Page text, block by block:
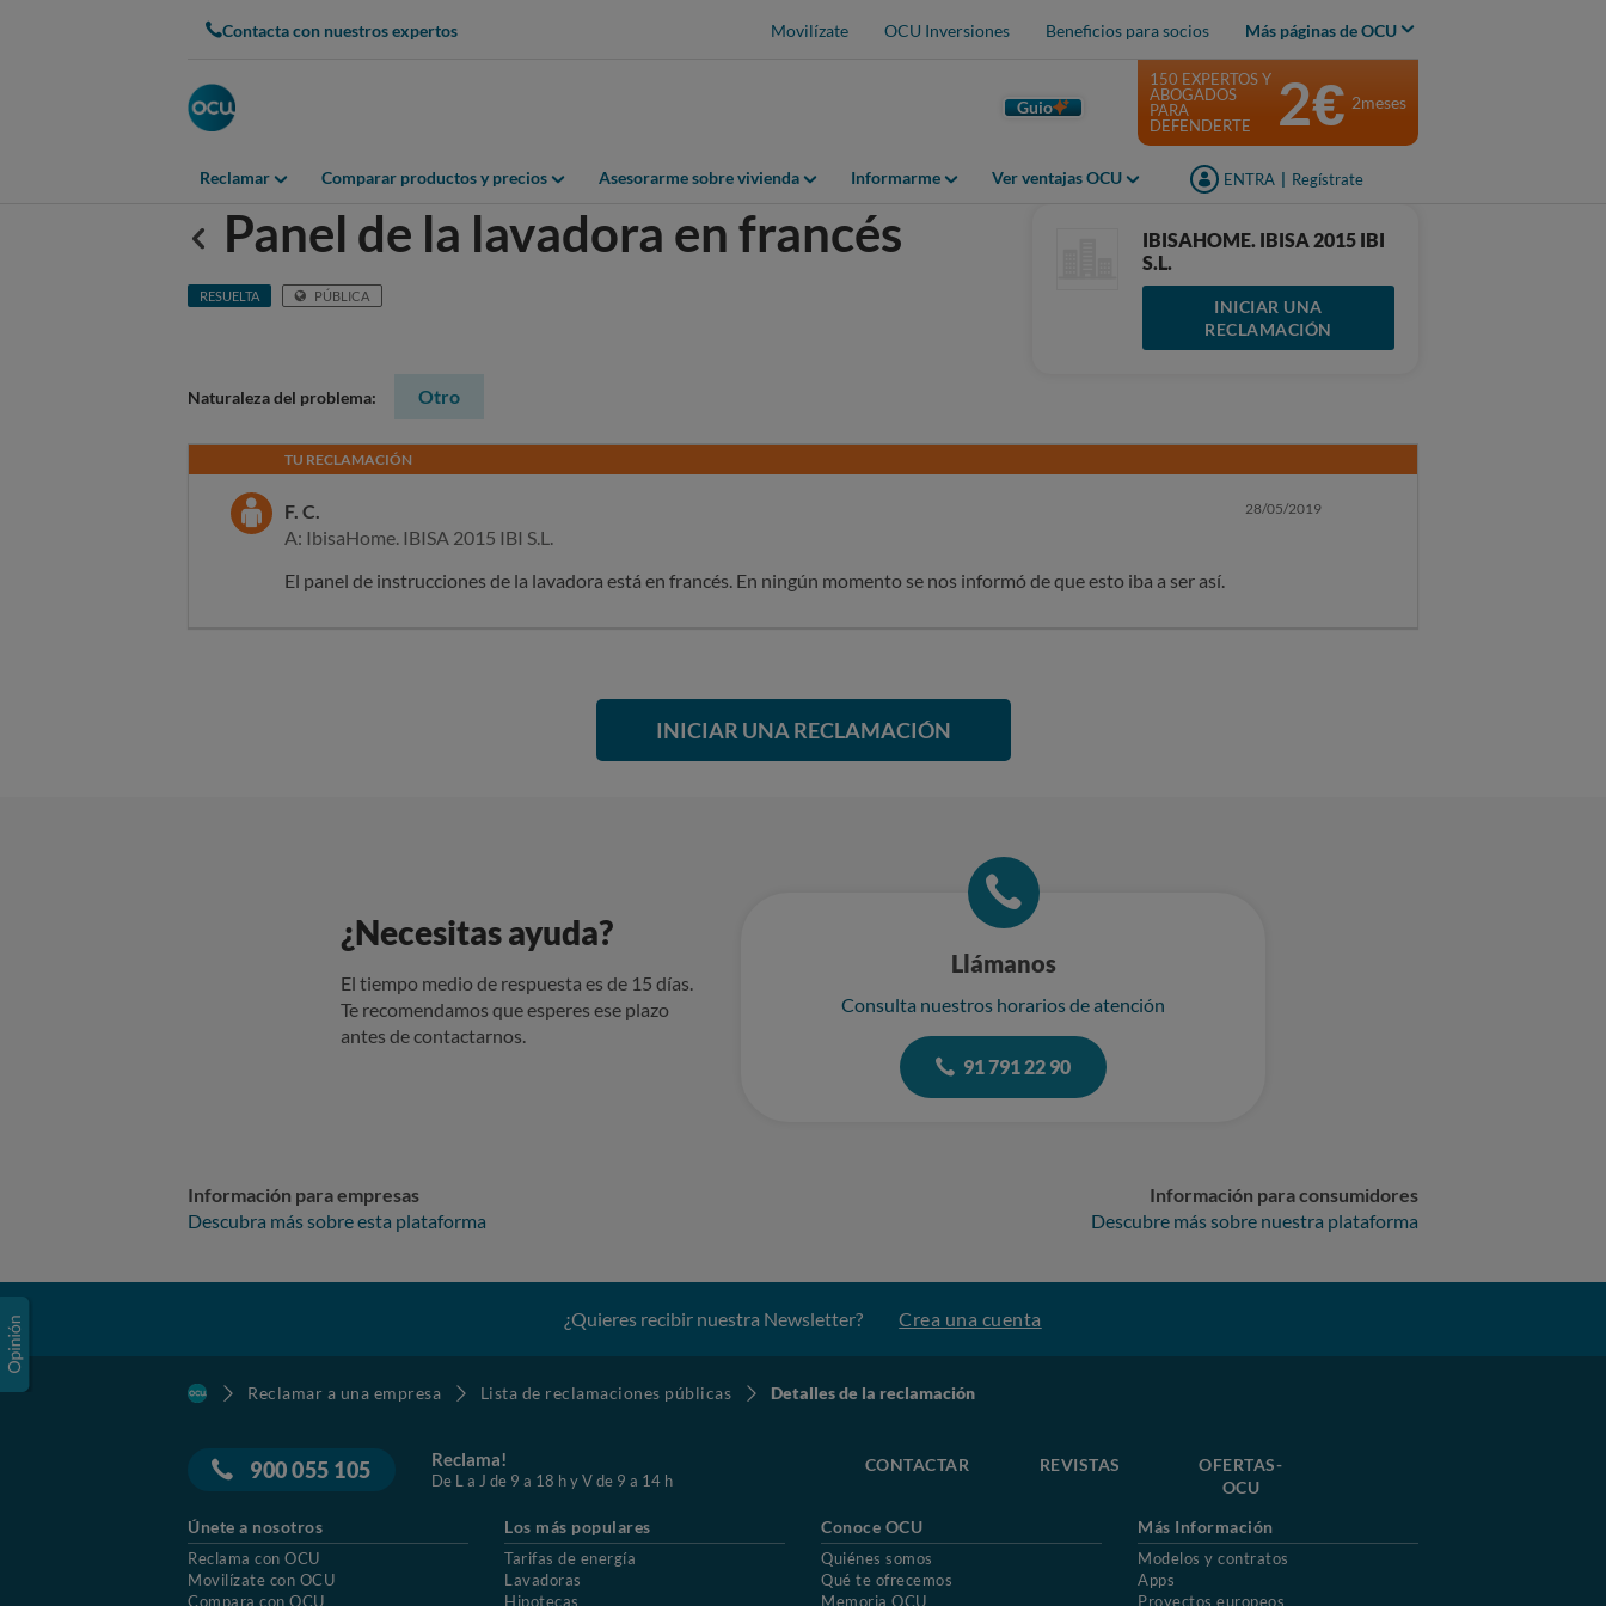
Contacta con nuestros expertos Movilízate OCU Inversiones Beneficios para socios Más páginas de OCU
Guio
Reclamar Comparar productos y precios Asesorarme sobre vivienda Informarme Ver ventajas OCU ENTRA Regístrate
150 EXPERTOS Y
ABOGADOS
PARA
DEFENDERTE
2€ 2meses
Anterior
Panel de la lavadora en francés
RESUELTA PÚBLICA
IBISAHOME. IBISA 2015 IBI
S.L.
INICIAR UNA
RECLAMACIÓN
Naturaleza del problema: Otro
TU RECLAMACIÓN
F. C.
A: IbisaHome. IBISA 2015 IBI S.L.
28/05/2019
El panel de instrucciones de la lavadora está en francés. En ningún momento se nos informó de que esto iba a ser así.
INICIAR UNA RECLAMACIÓN
¿Necesitas ayuda?
El tiempo medio de respuesta es de 15 días.
Te recomendamos que esperes ese plazo
antes de contactarnos.
Llámanos
Consulta nuestros horarios de atención
91 791 22 90
Información para empresas
Descubra más sobre esta plataforma
Información para consumidores
Descubre más sobre nuestra plataforma
¿Quieres recibir nuestra Newsletter? Crea una cuenta
Reclamar a una empresa Lista de reclamaciones públicas Detalles de la reclamación
900 055 105 Reclama!
De L a J de 9 a 18 h y V de 9 a 14 h
CONTACTAR REVISTAS
OFERTAS-
OCU
Únete a nosotros
Reclama con OCU
Movilízate con OCU
Compara con OCU
Los más populares
Tarifas de energía
Lavadoras
Hipotecas
Conoce OCU
Quiénes somos
Qué te ofrecemos
Memoria OCU
Más Información
Modelos y contratos
Apps
Proyectos europeos